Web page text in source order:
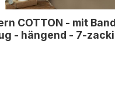
COTTON - mit
- hängend - 7-